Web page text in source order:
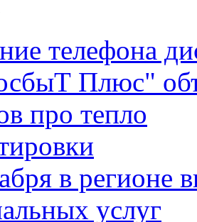
телефона
Плюс"
про тепло
в регионе
услуг